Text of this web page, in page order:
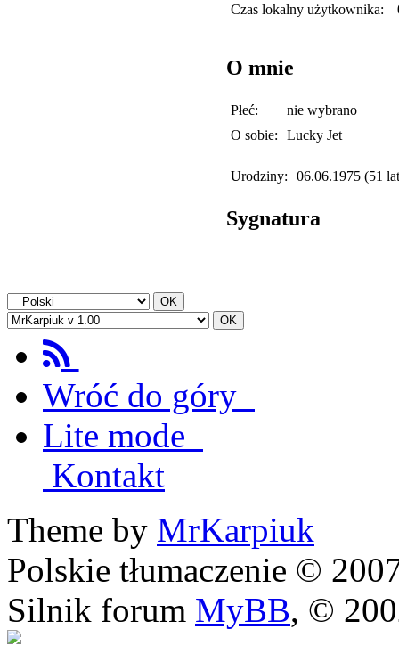
Czas lokalny użytkownika:
O mnie
Płeć:
nie wybrano
O sobie:
Lucky Jet
Urodziny: 06.06.1975 (51
Sygnatura
Wróć do góry
Lite mode
Kontakt
Theme by MrKarpiuk
Polskie tłumaczenie ©
Silnik forum MyBB, ©